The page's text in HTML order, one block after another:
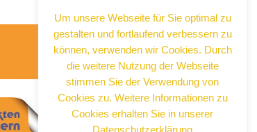
Wenn Sie noch mehr wissen wollen,
tragen Sie sich ein für einen kostenlosen
Newsletter und erhalten Sie vertiefende
Infos zu gesellschaftlichen
Entwicklungen, Kulinarik, Kunst und Kultur
in Neuss!
Um unsere Webseite für Sie optimal zu
gestalten und fortlaufend verbessern zu
können, verwenden wir Cookies. Durch
die weitere Nutzung der Webseite
stimmen Sie der Verwendung von
Cookies zu. Weitere Informationen zu
Cookies erhalten Sie in unserer
Datenschutzerklärung